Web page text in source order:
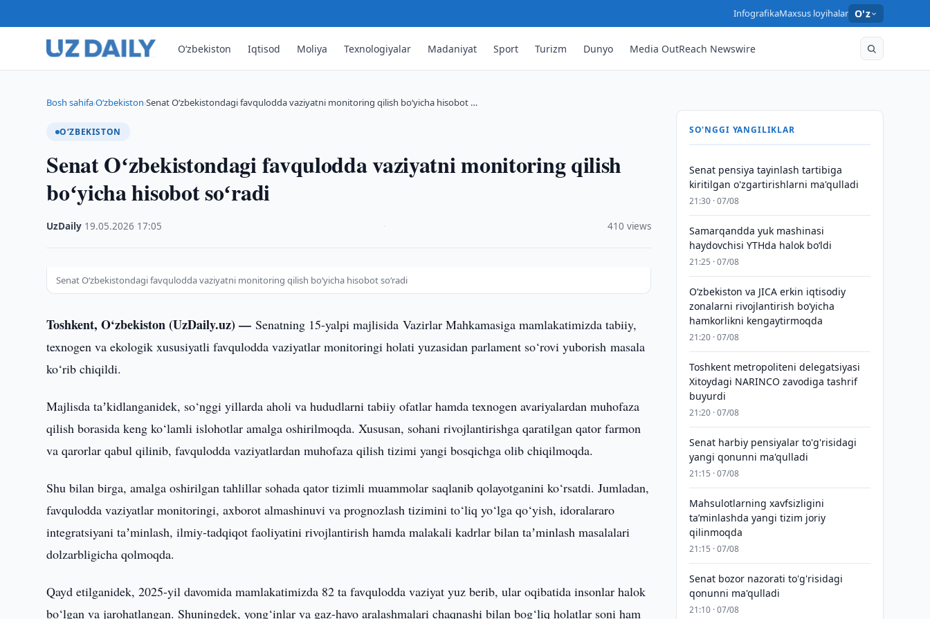
InfografikaMaxsus loyihalar O'z
O‘zbekiston Iqtisod Moliya Texnologiyalar Madaniyat Sport Turizm Dunyo Media OutReach Newswire
Bosh sahifa›O‘zbekiston›Senat Oʻzbekistondagi favqulodda vaziyatni monitoring qilish boʻyicha hisobot …
O‘ZBEKISTON
Senat Oʻzbekistondagi favqulodda vaziyatni monitoring qilish
boʻyicha hisobot soʻradi
UzDaily 19.05.2026 17:05 410 views
Senat Oʻzbekistondagi favqulodda vaziyatni monitoring qilish boʻyicha hisobot soʻradi
Toshkent, O‘zbekiston (UzDaily.uz) —Senatning 15-yalpi majlisida Vazirlar Mahkamasiga mamlakatimizda tabiiy,
texnogen va ekologik xususiyatli favqulodda vaziyatlar monitoringi holati yuzasidan parlament so‘rovi yuborish masala
ko‘rib chiqildi.
Majlisda taʼkidlanganidek, so‘nggi yillarda aholi va hududlarni tabiiy ofatlar hamda texnogen avariyalardan muhofaza
qilish borasida keng ko‘lamli islohotlar amalga oshirilmoqda. Xususan, sohani rivojlantirishga qaratilgan qator farmon
va qarorlar qabul qilinib, favqulodda vaziyatlardan muhofaza qilish tizimi yangi bosqichga olib chiqilmoqda.
Shu bilan birga, amalga oshirilgan tahlillar sohada qator tizimli muammolar saqlanib qolayotganini ko‘rsatdi. Jumladan,
favqulodda vaziyatlar monitoringi, axborot almashinuvi va prognozlash tizimini to‘liq yo‘lga qo‘yish, idoralararo
integratsiyani taʼminlash, ilmiy-tadqiqot faoliyatini rivojlantirish hamda malakali kadrlar bilan taʼminlash masalalari
dolzarbligicha qolmoqda.
Qayd etilganidek, 2025-yil davomida mamlakatimizda 82 ta favqulodda vaziyat yuz berib, ular oqibatida insonlar halok
bo‘lgan va jarohatlangan. Shuningdek, yong‘inlar va gaz-havo aralashmalari chaqnashi bilan bog‘liq holatlar soni ham
SO'NGGI YANGILIKLAR
Senat pensiya tayinlash tartibiga
kiritilgan o'zgartirishlarni ma'qulladi
21:30 · 07/08
Samarqandda yuk mashinasi
haydovchisi YTHda halok bo‘ldi
21:25 · 07/08
Oʻzbekiston va JICA erkin iqtisodiy
zonalarni rivojlantirish boʻyicha
hamkorlikni kengaytirmoqda
21:20 · 07/08
Toshkent metropoliteni delegatsiyasi
Xitoydagi NARINCO zavodiga tashrif
buyurdi
21:20 · 07/08
Senat harbiy pensiyalar to'g'risidagi
yangi qonunni ma'qulladi
21:15 · 07/08
Mahsulotlarning xavfsizligini
taʼminlashda yangi tizim joriy
qilinmoqda
21:15 · 07/08
Senat bozor nazorati to'g'risidagi
qonunni ma'qulladi
21:10 · 07/08